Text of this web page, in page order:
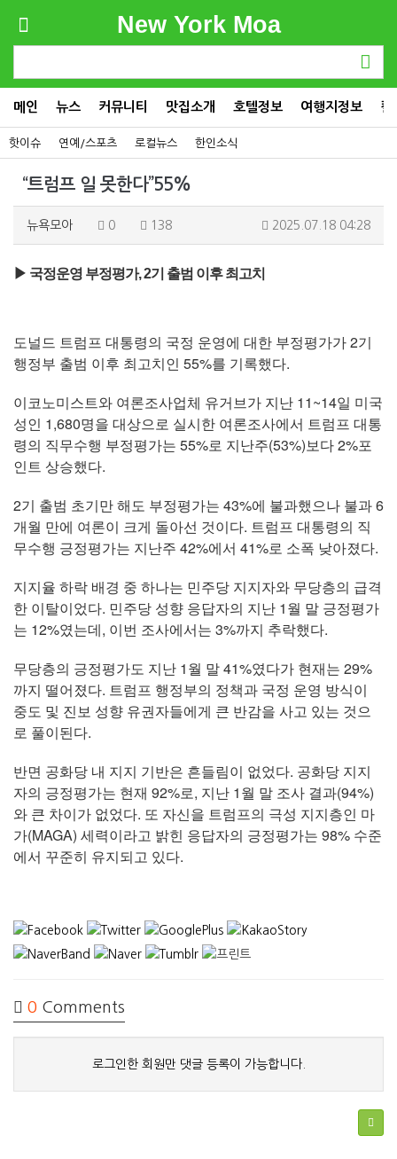
New York Moa
메인 뉴스 커뮤니티 맛집소개 호텔정보 여행지정보 컬
핫이슈 연예/스포츠 로컬뉴스 한인소식
“트럼프 일 못한다”55%
뉴욕모아 0 138 2025.07.18 04:28
▶ 국정운영 부정평가, 2기 출범 이후 최고치
도널드 트럼프 대통령의 국정 운영에 대한 부정평가가 2기
행정부 출범 이후 최고치인 55%를 기록했다.
이코노미스트와 여론조사업체 유거브가 지난 11~14일 미국
성인 1,680명을 대상으로 실시한 여론조사에서 트럼프 대통
령의 직무수행 부정평가는 55%로 지난주(53%)보다 2%포
인트 상승했다.
2기 출범 초기만 해도 부정평가는 43%에 불과했으나 불과 6
개월 만에 여론이 크게 돌아선 것이다. 트럼프 대통령의 직
무수행 긍정평가는 지난주 42%에서 41%로 소폭 낮아졌다.
지지율 하락 배경 중 하나는 민주당 지지자와 무당층의 급격
한 이탈이었다. 민주당 성향 응답자의 지난 1월 말 긍정평가
는 12%였는데, 이번 조사에서는 3%까지 추락했다.
무당층의 긍정평가도 지난 1월 말 41%였다가 현재는 29%
까지 떨어졌다. 트럼프 행정부의 정책과 국정 운영 방식이
중도 및 진보 성향 유권자들에게 큰 반감을 사고 있는 것으
로 풀이된다.
반면 공화당 내 지지 기반은 흔들림이 없었다. 공화당 지지
자의 긍정평가는 현재 92%로, 지난 1월 말 조사 결과(94%)
와 큰 차이가 없었다. 또 자신을 트럼프의 극성 지지층인 마
가(MAGA) 세력이라고 밝힌 응답자의 긍정평가는 98% 수준
에서 꾸준히 유지되고 있다.
0 Comments
로그인한 회원만 댓글 등록이 가능합니다.